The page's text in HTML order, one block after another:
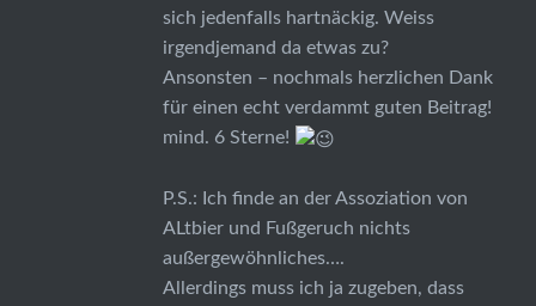
sich jedenfalls hartnäckig. Weiss
irgendjemand da etwas zu?
Ansonsten – nochmals herzlichen Dank
für einen echt verdammt guten Beitrag!
mind. 6 Sterne!
P.S.: Ich finde an der Assoziation von
ALtbier und Fußgeruch nichts
außergewöhnliches….
Allerdings muss ich ja zugeben, dass